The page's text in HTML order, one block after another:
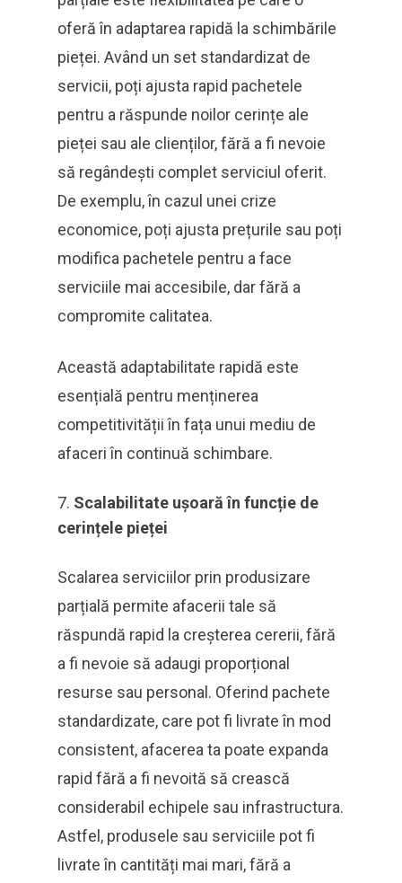
oferă în adaptarea rapidă la schimbările
pieței. Având un set standardizat de
servicii, poți ajusta rapid pachetele
pentru a răspunde noilor cerințe ale
pieței sau ale clienților, fără a fi nevoie
să regândești complet serviciul oferit.
De exemplu, în cazul unei crize
economice, poți ajusta prețurile sau poți
modifica pachetele pentru a face
serviciile mai accesibile, dar fără a
compromite calitatea.
Această adaptabilitate rapidă este
esențială pentru menținerea
competitivității în fața unui mediu de
afaceri în continuă schimbare.
Scalabilitate ușoară în funcție de
cerințele pieței
Scalarea serviciilor prin produsizare
parțială permite afacerii tale să
răspundă rapid la creșterea cererii, fără
a fi nevoie să adaugi proporțional
resurse sau personal. Oferind pachete
standardizate, care pot fi livrate în mod
consistent, afacerea ta poate expanda
rapid fără a fi nevoită să crească
considerabil echipele sau infrastructura.
Astfel, produsele sau serviciile pot fi
livrate în cantități mai mari, fără a